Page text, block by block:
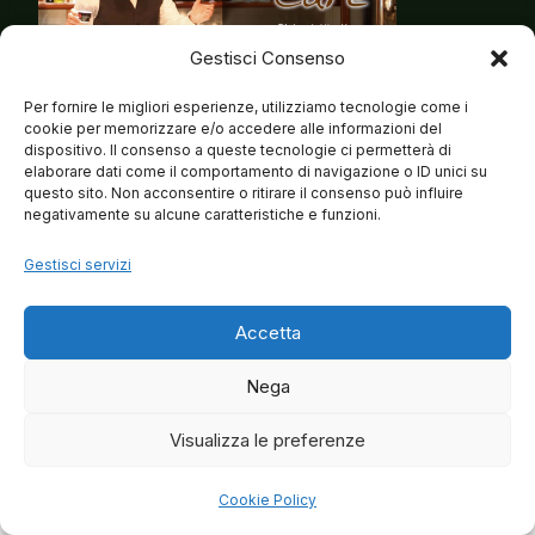
Gestisci Consenso
Per fornire le migliori esperienze, utilizziamo tecnologie come i
cookie per memorizzare e/o accedere alle informazioni del
dispositivo. Il consenso a queste tecnologie ci permetterà di
elaborare dati come il comportamento di navigazione o ID unici su
questo sito. Non acconsentire o ritirare il consenso può influire
negativamente su alcune caratteristiche e funzioni.
Gestisci servizi
Accetta
Nega
Visualizza le preferenze
Cookie Policy